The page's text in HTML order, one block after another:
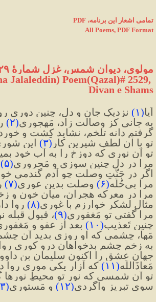
PDF ،تمامی اشعار این برنامه
All Poems, PDF Format
مولوی، دیوان شمس، غزل شمارهٔ ۲۵۲۹
Jalaleddin) Poem(Qazal)# 2529,
Divan e Shams
اَیا(۱) نزدیکِ جان و دل، چنین دوری
به جانی کز وصالت زاد، مَهجوری(۲)
گرفتم دانه تلخم، نشاید کِشت و
تو با آن لطفِ شیرین کار (۳) این
تو آن نوری که دوزخ را به آبِ خود
مرا در دل چنین سوزی و مَحروری(۵)
اگر در جَنَّتِ وصلت چو آدم گندمی
مرا بی‌حُلِّه
(۶) وصلت بدین عوری(۷)
مرا در معرکه هجران، میانِ خون و
مثالِ لشکرِ خوارزم با غوری(۸) روا
مرا گفتی تو مَغفوری(۹)، قبولِ قبله
چنین تَعذیب(۱۰) بعد از عفو و
مَها، چشمی که او روزی بدید آن
به زخمِ چشمِ بدخواهان درو کوری
جهانِ عشق را اکنون سلیمان بنِ
مَعاذَاللَه(۱۱) که آزارِ یکی موری روا
تو آن شمسی که نورِ تو محیطِ
سویِ تبریز واگردی(۱۲) و مَستوری(